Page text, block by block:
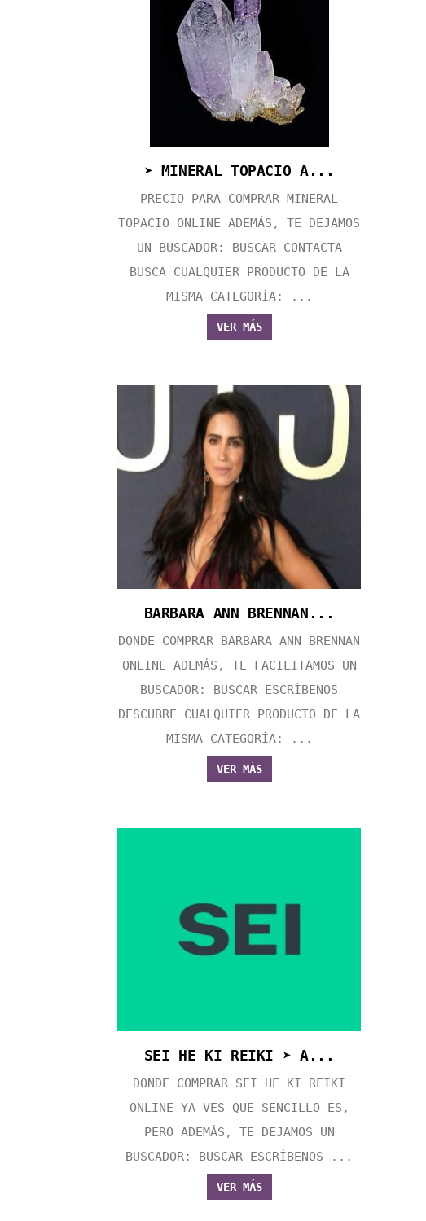
➤ MINERAL TOPACIO A...
PRECIO PARA COMPRAR MINERAL
TOPACIO ONLINE ADEMÁS, TE DEJAMOS
UN BUSCADOR: BUSCAR CONTACTA
BUSCA CUALQUIER PRODUCTO DE LA
MISMA CATEGORÍA: ...
VER MÁS
BARBARA ANN BRENNAN...
DONDE COMPRAR BARBARA ANN BRENNAN
ONLINE ADEMÁS, TE FACILITAMOS UN
BUSCADOR: BUSCAR ESCRÍBENOS
DESCUBRE CUALQUIER PRODUCTO DE LA
MISMA CATEGORÍA: ...
VER MÁS
SEI HE KI REIKI ➤ A...
DONDE COMPRAR SEI HE KI REIKI
ONLINE YA VES QUE SENCILLO ES,
PERO ADEMÁS, TE DEJAMOS UN
BUSCADOR: BUSCAR ESCRÍBENOS ...
VER MÁS